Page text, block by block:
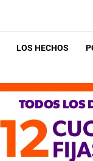
LOS HECHOS